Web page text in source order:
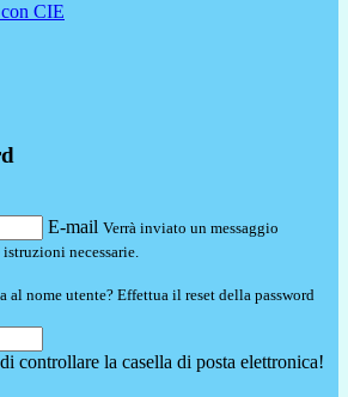
CIE
E-mail Verrà inviato un messaggio
necessarie.
al nome utente? Effettua il reset della password
controllare la casella di posta elettronica!